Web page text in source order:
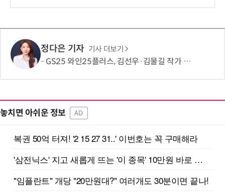
정다은 기자 기사 더보기
GS25 와인25플러스, 김선우·김물길 작가 협업 아트라벨 와인 2종 출시
놓치면 아쉬운 정보 AD